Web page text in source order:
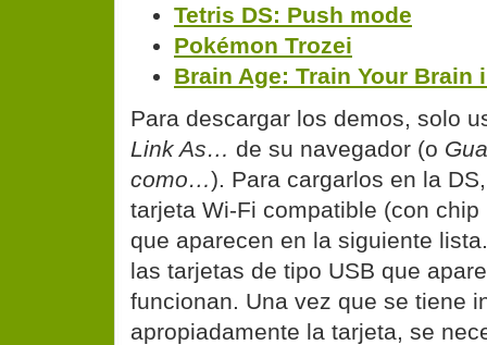
Tetris DS: Push mode
Pokémon Trozei
Brain Age: Train Your Brain
Para descargar los demos, solo
Link As… de su navegador (o
como…). Para cargarlos en la
tarjeta Wi-Fi compatible (con chip
que aparecen en la siguiente lista
las tarjetas de tipo USB que
funcionan. Una vez que se tiene
apropiadamente la tarjeta, se